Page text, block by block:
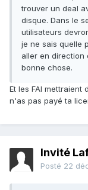
trouver un deal
disque. Dans le
utilisateurs
je ne sais quelle
aller en direction
bonne chose.
Et les FAI
n'as pas payé ta
Invité
Posté 22